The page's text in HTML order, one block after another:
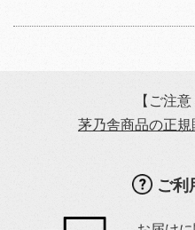
【ご注
茅乃舎商品の正
ご利